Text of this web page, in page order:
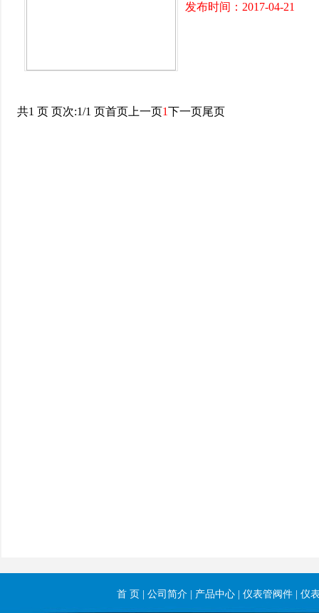
发布时间：2017-04-21
共1 页 页次:1/1 页首页 上一页1下一页尾页
首 页 公司简介| 产品中心| 仪表管阀件| 仪